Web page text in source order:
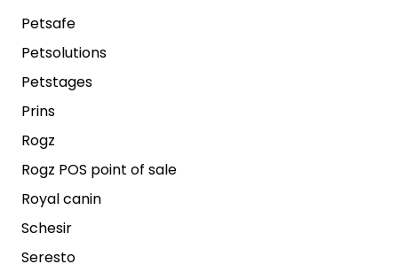
Petsafe
Petsolutions
Petstages
Prins
Rogz
Rogz POS point of sale
Royal canin
Schesir
Seresto